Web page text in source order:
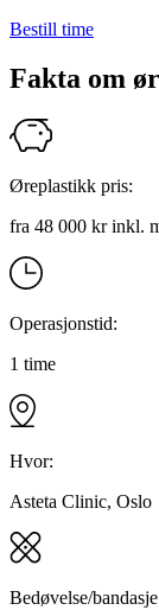
Bestill time
Fakta om
Øreplastikk pris:
fra 48 000 kr inkl.
Operasjonstid:
1 time
Hvor:
Asteta Clinic, Oslo
Bedøvelse/